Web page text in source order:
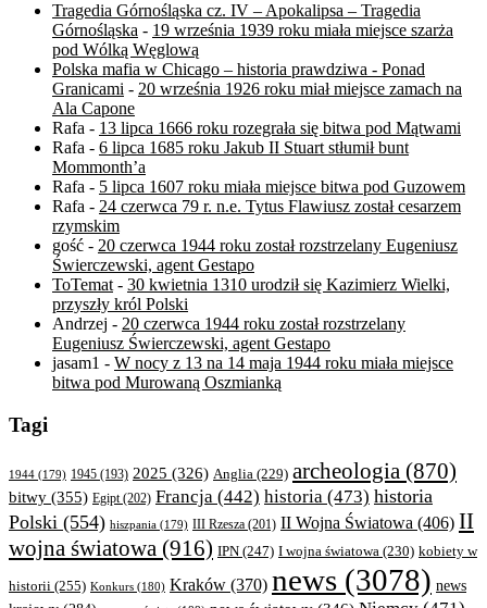
Tragedia Górnośląska cz. IV – Apokalipsa – Tragedia
Górnośląska - 19 września 1939 roku miała miejsce szarża
pod Wólką Węglową
Polska mafia w Chicago – historia prawdziwa - Ponad
Granicami - 20 września 1926 roku miał miejsce zamach na
Ala Capone
Rafa - 13 lipca 1666 roku rozegrała się bitwa pod Mątwami
Rafa - 6 lipca 1685 roku Jakub II Stuart stłumił bunt
Mommonth’a
Rafa - 5 lipca 1607 roku miała miejsce bitwa pod Guzowem
Rafa - 24 czerwca 79 r. n.e. Tytus Flawiusz został cesarzem
rzymskim
gość - 20 czerwca 1944 roku został rozstrzelany Eugeniusz
Świerczewski, agent Gestapo
ToTemat - 30 kwietnia 1310 urodził się Kazimierz Wielki,
przyszły król Polski
Andrzej - 20 czerwca 1944 roku został rozstrzelany
Eugeniusz Świerczewski, agent Gestapo
jasam1 - W nocy z 13 na 14 maja 1944 roku miała miejsce
bitwa pod Murowaną Oszmianką
Tagi
1944 (179) 1945 (193) 2025 (326) Anglia (229) archeologia (870)
bitwy (355) Egipt (202) Francja (442) historia (473) historia
Polski (554) hiszpania (179) III Rzesza (201) II Wojna Światowa (406) II
wojna światowa (916) IPN (247) I wojna światowa (230) kobiety w
historii (255) Konkurs (180) Kraków (370) news (3078) news